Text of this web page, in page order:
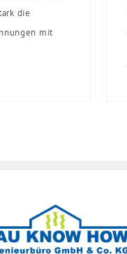
die
mit